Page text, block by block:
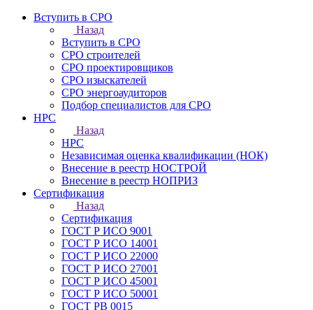
Вступить в СРО
Назад
Вступить в СРО
СРО строителей
СРО проектировщиков
СРО изыскателей
СРО энергоаудиторов
Подбор специалистов для СРО
НРС
Назад
НРС
Независимая оценка квалификации (НОК)
Внесение в реестр НОСТРОЙ
Внесение в реестр НОПРИЗ
Сертификация
Назад
Сертификация
ГОСТ Р ИСО 9001
ГОСТ Р ИСО 14001
ГОСТ Р ИСО 22000
ГОСТ Р ИСО 27001
ГОСТ Р ИСО 45001
ГОСТ Р ИСО 50001
ГОСТ РВ 0015